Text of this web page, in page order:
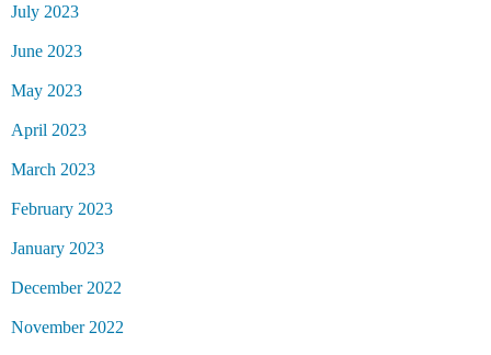
July 2023
June 2023
May 2023
April 2023
March 2023
February 2023
January 2023
December 2022
November 2022